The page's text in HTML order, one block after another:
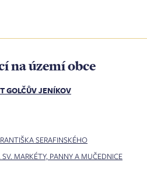
na území obce
GOLČŮV JENÍKOV
SERAFINSKÉHO
MARKÉTY, PANNY A MUČEDNICE